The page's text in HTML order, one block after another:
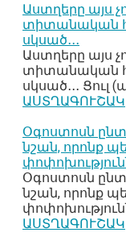
Աստղերը այս
տիտանական
սկսած․․․
Աստղերը այս
տիտանական
սկսած․․․ Ցուլ
ԱՍՏՂԱԳՈՒՇԱԿ
Օգոստոսն
նշան, որոնք
Օգոստոսն
նշան, որոնք
ԱՍՏՂԱԳՈՒՇԱԿ